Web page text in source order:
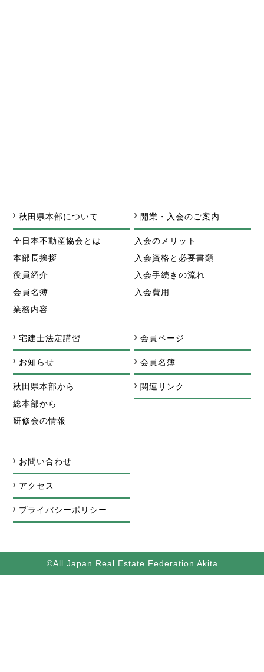
秋田県本部について
全日本不動産協会とは
本部長挨拶
役員紹介
会員名簿
業務内容
開業・入会のご案内
入会のメリット
入会資格と必要書類
入会手続きの流れ
入会費用
宅建士法定講習
お知らせ
秋田県本部から
総本部から
研修会の情報
会員ページ
会員名簿
関連リンク
お問い合わせ
アクセス
プライバシーポリシー
©All Japan Real Estate Federation Akita